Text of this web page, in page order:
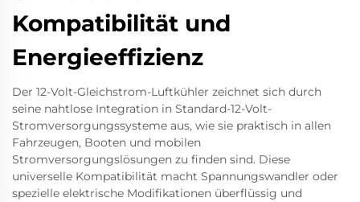
Kompatibilität und
Energieeffizienz
Der 12-Volt-Gleichstrom-Luftkühler zeichnet sich durch
seine nahtlose Integration in Standard-12-Volt-
Stromversorgungssysteme aus, wie sie praktisch in allen
Fahrzeugen, Booten und mobilen
Stromversorgungslösungen zu finden sind. Diese
universelle Kompatibilität macht Spannungswandler oder
spezielle elektrische Modifikationen überflüssig und